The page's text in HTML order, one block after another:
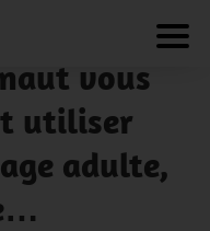
vous
utiliser
adulte,